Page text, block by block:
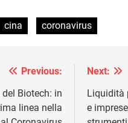
cina coronavirus
Previous:
del Biotech: in
linea nella
Next:
Liquidità
e